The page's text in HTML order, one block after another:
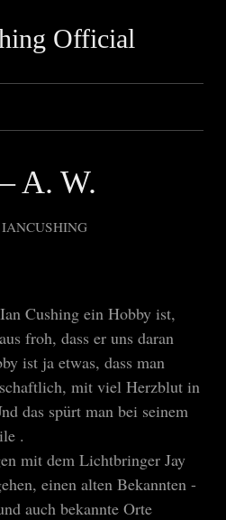
Official
A. W.
IANCUSHING
Cushing ein Hobby ist,
froh, dass er uns daran
ist ja etwas, dass man
mit viel Herzblut in
das spürt man bei seinem
.
mit dem Lichtbringer Jay
einen alten Bekannten -
auch bekannte Orte